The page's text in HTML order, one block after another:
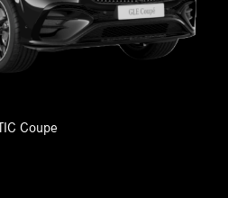
Coupe